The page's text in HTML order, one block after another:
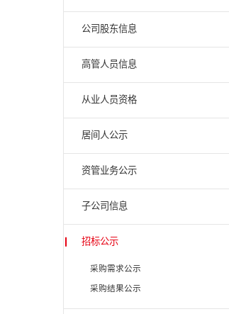
公司股东信息
高管人员信息
从业人员资格
居间人公示
资管业务公示
子公司信息
招标公示
采购需求公示
采购结果公示